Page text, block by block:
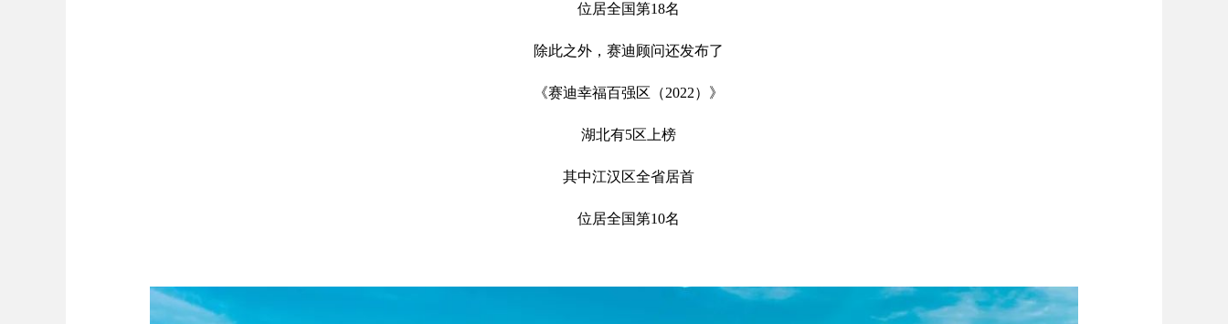
位居全国第18名
除此之外，赛迪顾问还发布了
《赛迪幸福百强区（2022）》
湖北有5区上榜
其中江汉区全省居首
位居全国第10名